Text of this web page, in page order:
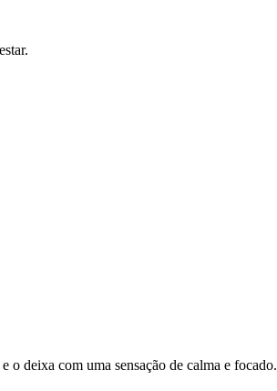
deixa com uma sensação de calma e focado.